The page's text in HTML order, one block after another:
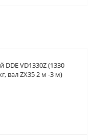
VD1330Z (1330
вал ZX35 2 м -3 м)